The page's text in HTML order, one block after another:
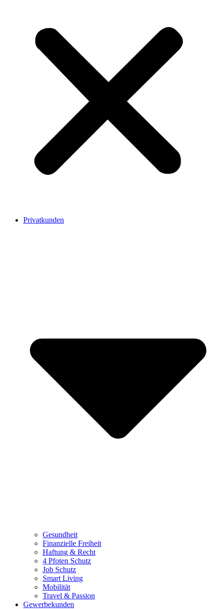
Privatkunden
Gesundheit
Finanzielle Freiheit
Haftung & Recht
4 Pfoten Schutz
Job Schutz
Smart Living
Mobilität
Travel & Passion
Gewerbekunden